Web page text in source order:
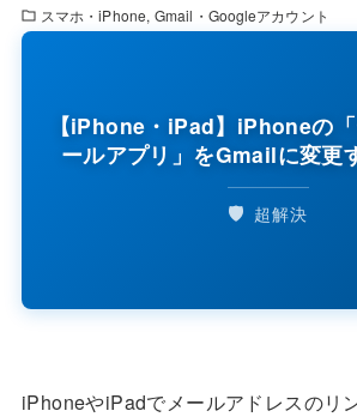
スマホ・iPhone Gmail・Googleアカウント
【iPhone・iPad】iPhoneの
ールアプリ」をGmailに変更
🛡️ 超解決
iPhoneやiPadでメールアドレスのリ